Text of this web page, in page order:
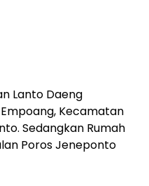
Lanto Daeng
Kecamatan
Sedangkan Rumah
Poros Jeneponto